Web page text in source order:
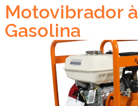
Motovibrador à
Gasolina